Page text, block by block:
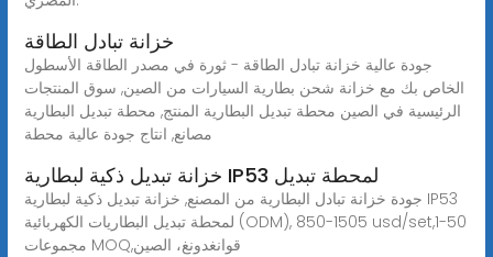
خزانة تبادل الطاقة
جودة عالية خزانة تبادل الطاقة - ثورة في مصدر الطاقة الأسطول
الخاص بك مع خزانة شحن بطارية السيارات من الصين, سوق المنتجات
الرئيسية في الصين محطة تبديل البطارية المنتج, محطة تبديل البطارية
مصانع, انتاج جودة عالية محطة
خزانة تبديل ذكية لبطارية IP53 لمحطة تبديل
جودة خزانة تبادل البطارية من المصنع, خزانة تبديل ذكية لبطارية IP53
لمحطة تبديل البطاريات الكهربائية (ODM), 850-1505 usd/set,1-50
مجموعات MOQ,قوانغدونغ، الصين